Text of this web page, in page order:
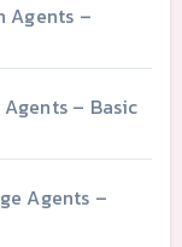
Agents –
– Basic
Agents –